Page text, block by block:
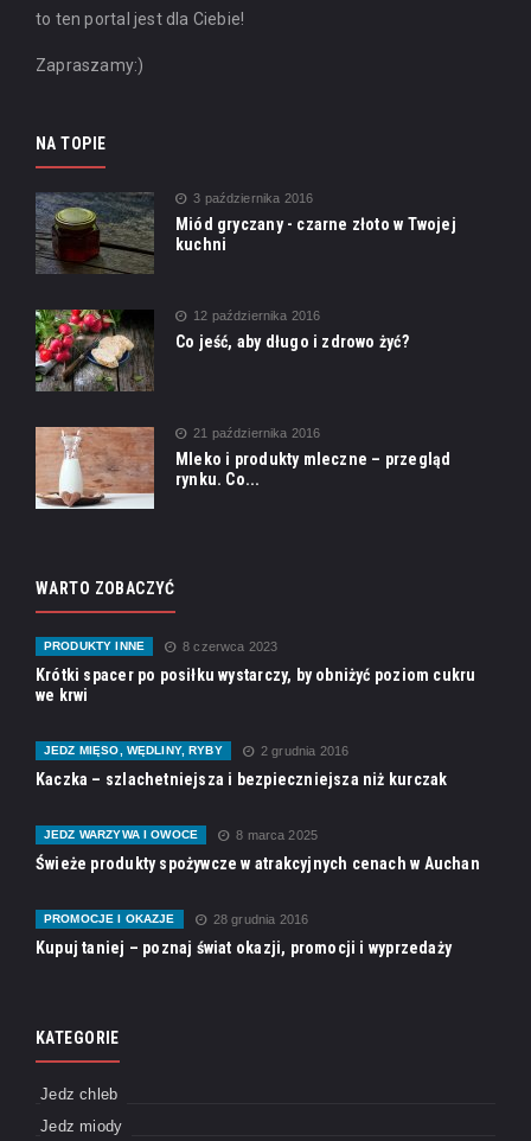
to ten portal jest dla Ciebie!
Zapraszamy:)
NA TOPIE
3 października 2016
Miód gryczany - czarne złoto w Twojej
kuchni
12 października 2016
Co jeść, aby długo i zdrowo żyć?
21 października 2016
Mleko i produkty mleczne – przegląd
rynku. Co...
WARTO ZOBACZYĆ
PRODUKTY INNE 8 czerwca 2023
Krótki spacer po posiłku wystarczy, by obniżyć poziom cukru
we krwi
JEDZ MIĘSO, WĘDLINY, RYBY 2 grudnia 2016
Kaczka – szlachetniejsza i bezpieczniejsza niż kurczak
JEDZ WARZYWA I OWOCE 8 marca 2025
Świeże produkty spożywcze w atrakcyjnych cenach w Auchan
PROMOCJE I OKAZJE 28 grudnia 2016
Kupuj taniej – poznaj świat okazji, promocji i wyprzedaży
KATEGORIE
Jedz chleb
Jedz miody